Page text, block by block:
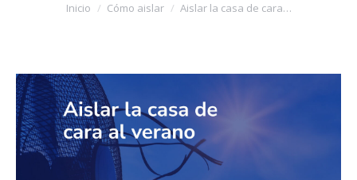
Estás aquí:
Inicio Cómo aislar Aislar la casa de cara…